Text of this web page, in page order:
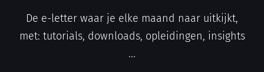
De e-letter waar je elke maand naar uitkijkt,
met: tutorials, downloads, opleidingen, insights
...